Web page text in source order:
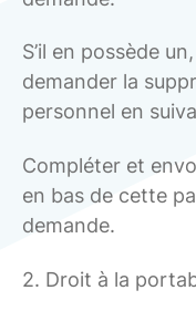
S’il en possède
demander la
personnel en
Compléter et
en bas de cette
demande.
2. Droit à la